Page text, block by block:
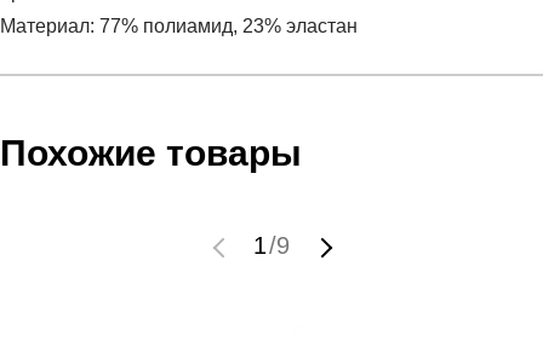
Материал: 77% полиамид, 23% эластан
Пол:женский
77% полиамид, 23% эластан
Инструкция по оплате есть в самом конце счета, который
мы не увидим Вашу оплату.
Похожие товары
1/9